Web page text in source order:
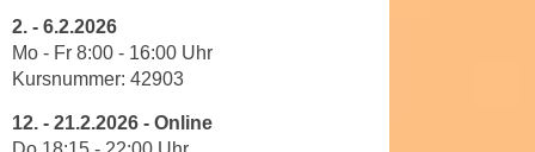
2. - 6.2.2026
Mo - Fr 8:00 - 16:00 Uhr
Kursnummer: 42903
12. - 21.2.2026 - Online
e
y
z
u
b
n
e
h
e